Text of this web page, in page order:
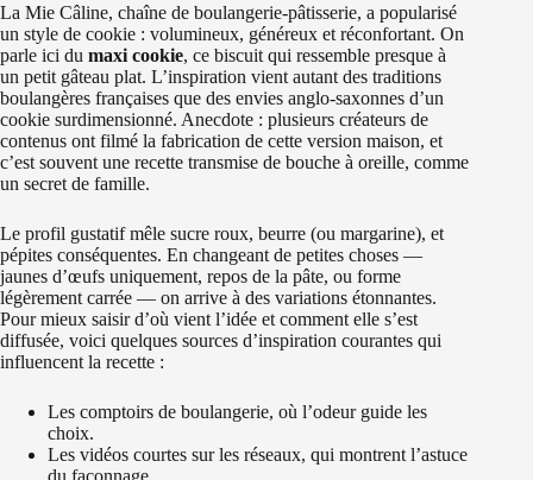
La Mie Câline, chaîne de boulangerie-pâtisserie, a popularisé
un style de cookie : volumineux, généreux et réconfortant. On
parle ici du maxi cookie, ce biscuit qui ressemble presque à
un petit gâteau plat. L’inspiration vient autant des traditions
boulangères françaises que des envies anglo-saxonnes d’un
cookie surdimensionné. Anecdote : plusieurs créateurs de
contenus ont filmé la fabrication de cette version maison, et
c’est souvent une recette transmise de bouche à oreille, comme
un secret de famille.
Le profil gustatif mêle sucre roux, beurre (ou margarine), et
pépites conséquentes. En changeant de petites choses —
jaunes d’œufs uniquement, repos de la pâte, ou forme
légèrement carrée — on arrive à des variations étonnantes.
Pour mieux saisir d’où vient l’idée et comment elle s’est
diffusée, voici quelques sources d’inspiration courantes qui
influencent la recette :
Les comptoirs de boulangerie, où l’odeur guide les
choix.
Les vidéos courtes sur les réseaux, qui montrent l’astuce
du façonnage.